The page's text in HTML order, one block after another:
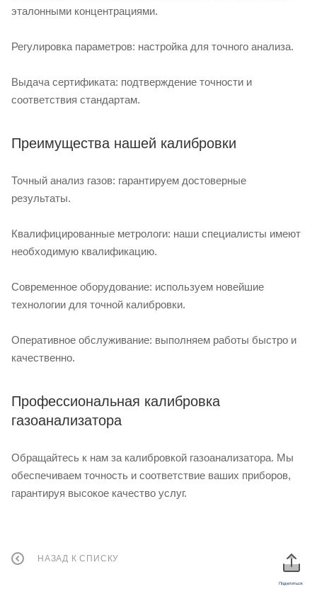
эталонными концентрациями.
Регулировка параметров: настройка для точного анализа.
Выдача сертификата: подтверждение точности и
соответствия стандартам.
Преимущества нашей калибровки
Точный анализ газов: гарантируем достоверные
результаты.
Квалифицированные метрологи: наши специалисты имеют
необходимую квалификацию.
Современное оборудование: используем новейшие
технологии для точной калибровки.
Оперативное обслуживание: выполняем работы быстро и
качественно.
Профессиональная калибровка
газоанализатора
Обращайтесь к нам за калибровкой газоанализатора. Мы
обеспечиваем точность и соответствие ваших приборов,
гарантируя высокое качество услуг.
НАЗАД К СПИСКУ
Поделиться: